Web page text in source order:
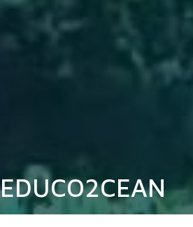
EDUCO2CEAN